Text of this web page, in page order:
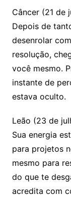
Câncer (21 de
Depois de
desenrolar
resolução,
você mesmo.
instante de
estava oculto.
Leão (23 de
Sua energia
para projetos
mesmo para
do que te
acredita com